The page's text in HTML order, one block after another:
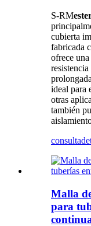
S-RM
cubierta
fabricada
ofrece
ideal para
otras
también
consulta
Malla
para